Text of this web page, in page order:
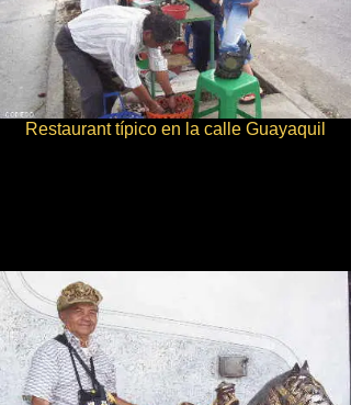
Restaurant típico en la calle Guayaquil